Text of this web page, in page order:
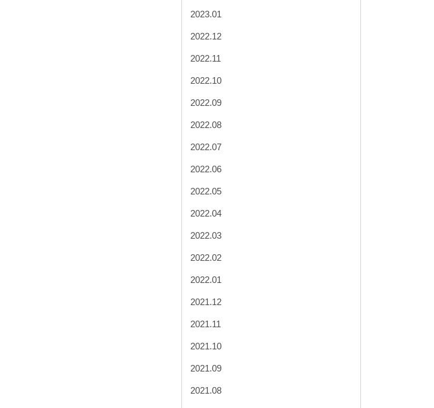
2023.01
2022.12
2022.11
2022.10
2022.09
2022.08
2022.07
2022.06
2022.05
2022.04
2022.03
2022.02
2022.01
2021.12
2021.11
2021.10
2021.09
2021.08